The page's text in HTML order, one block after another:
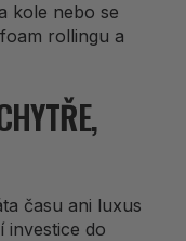
kole nebo se
rollingu a
času ani luxus
investice do